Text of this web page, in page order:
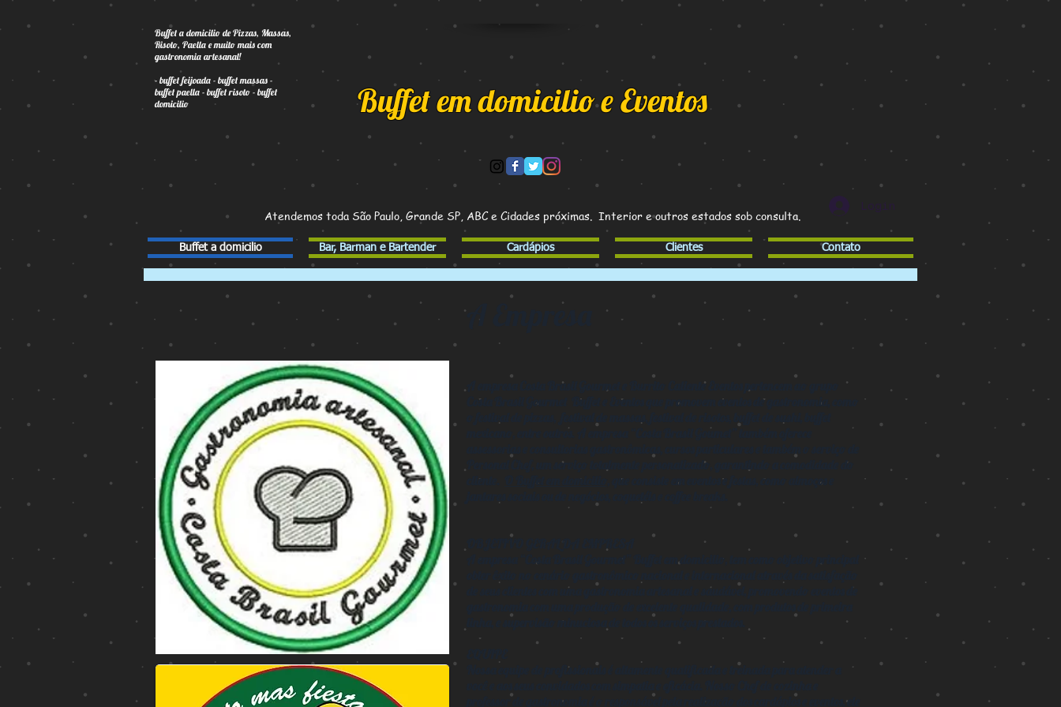
Buffet a domicilio de Pizzas, Massas,
Risoto, Paella e muito mais com
gastronomia artesanal!
- buffet feijoada - buffet massas -
buffet paella - buffet risoto - buffet
domicilio
Buffet em domicilio e Eventos
Atendemos toda São Paulo, Grande SP, ABC e Cidades próximas. Interior e outros estados sob consulta.
Buffet a domicilio Bar, Barman e Bartender Cardápios Clientes Contato
A Empresa
A empresa Costa Brasil Gourmet e Burrito Caliente Eventos pertencem ao grupo
Costa Brasil Gourmet Buffet e Eventos que promovem eventos de gastronomia, como
mexicano, entre outros. A empresa “Costa Brasil Goumet” também oferece
Personal Chef, um serviço totalmente personalizado, garantindo a comodidade do
cliente.
que consiste em eventos e festas, como almoços e
A empresa “Costa Brasil Gourmet” Buffet em domicilio, tem como objetivo principal
de seus clientes com uma gastronomia artesanal e saudável, promovendo eventos de
linha, e supervisão minuciosa de todos os serviços prestados.
Nossa equipe de profissionais é altamente qualificada e treinada para atender a
professor de gastronomia é o responsável pela realização dos cardápios e eventos, ele